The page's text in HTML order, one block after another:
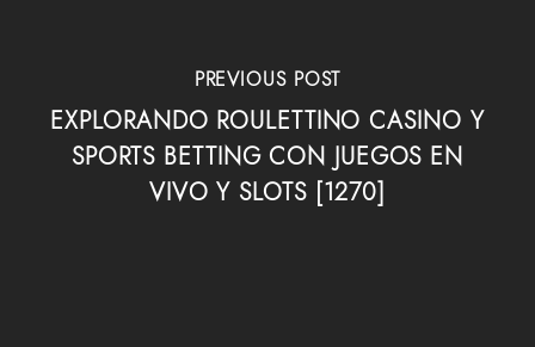
PREVIOUS POST
EXPLORANDO ROULETTINO CASINO Y
SPORTS BETTING CON JUEGOS EN
VIVO Y SLOTS [1270]